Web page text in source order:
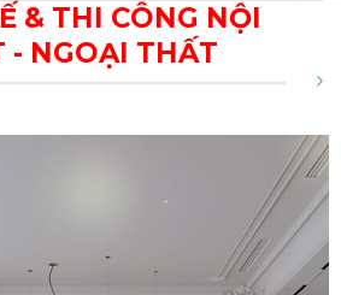
& THI CÔNG NỘI
- NGOẠI THẤT